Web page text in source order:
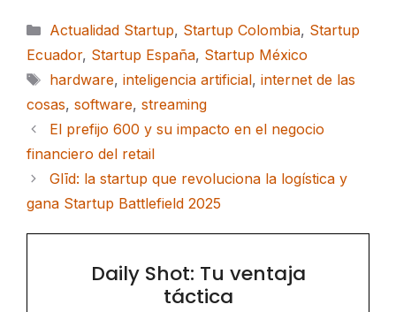
Categorías
Actualidad Startup, Startup Colombia, Startup
Ecuador, Startup España, Startup México
Etiquetas
hardware, inteligencia artificial, internet de las
cosas, software, streaming
El prefijo 600 y su impacto en el negocio
financiero del retail
Glīd: la startup que revoluciona la logística y
gana Startup Battlefield 2025
Daily Shot: Tu ventaja
táctica